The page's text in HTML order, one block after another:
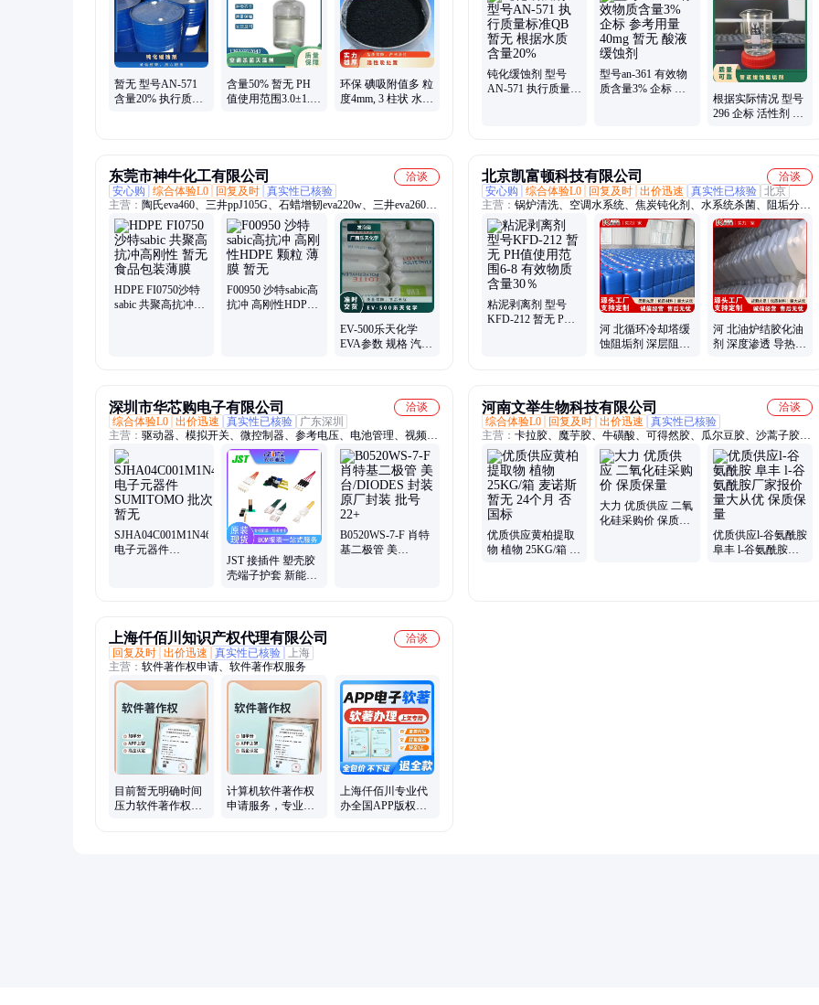
剂、柴油降凝剂、硫代硫酸铵、聚丙烯酰胺、多聚磷酸钠、25公斤纸
板桶、硫代乙醇酸钠、高分子絮凝剂
暂无 型号AN-571
含量20% 执行质量
含量50% 暂无 PH
值使用范围3.0±1.5
环保 碘吸附值多 粒
度4mm, 3 柱状 水
钝化缓蚀剂 型号
AN-571 执行质量标
型号an-361 有效物
质含量3% 企标 参
根据实际情况 型号
296 企标 活性剂 液
东莞市神牛化工有限公司
洽谈
安心购
综合体验L0 回复及时 真实性已核验
主营： 陶氏eva460、三井ppJ105G、石蜡增韧eva220w、三井eva260、
热熔级eva250、普瑞曼ppj105g
HDPE FI0750沙特
sabic 共聚高抗冲高
F00950 沙特sabic高
抗冲 高刚性HDPE
EV-500乐天化学
EVA参数 规格 汽车
北京凯富顿科技有限公司
洽谈
安心购
综合体验L0 回复及时 出价迅速 真实性已核验 北京
主营： 锅炉清洗、空调水系统、焦炭钝化剂、水系统杀菌、阻垢分散
剂、洗涤高温水、粉尘抑制剂、脱硫增效剂、在线清洗剂、氧化除藻
剂、杀菌灭藻剂、水系统管道、无二氧化氯、空调冷凝器、金属表面
油污、清除附着藻类、烟气湿法脱硫、高电导反渗透、通风系统清
洗、空调风机盘管、导热油炉清洗、玻璃鳞片胶泥、烟气脱硫脱硝、
锅炉除垢除锈、填料水垢清洗
粘泥剥离剂 型号
KFD-212 暂无 PH
河 北循环冷却塔缓
蚀阻垢剂 深层阻垢
河 北油炉结胶化油
剂 深度渗透 导热管
深圳市华芯购电子有限公司
洽谈
综合体验L0 出价迅速 真实性已核验
广东深圳
主营： 驱动器、模拟开关、微控制器、参考电压、电池管理、视频开
关ic、仪表放大器、音频放大器、开关稳压器、数字隔离器、精密放
大器、运算放大器、点火控制器、开关控制器、可编程门阵列、接口
集成电路、电容电阻
SJHA04C001M1N46
电子元器件
JST 接插件 塑壳胶
壳端子护套 新能源
B0520WS-7-F 肖特
基二极管 美
河南文举生物科技有限公司
洽谈
综合体验L0
回复及时 出价迅速
真实性已核验
主营： 卡拉胶、魔芋胶、牛磺酸、可得然胶、瓜尔豆胶、沙蒿子胶、
海藻酸钠、纳他酶素、食用明胶、聚丙烯酸钠、甲基纤维素、酪蛋白
酸钠、普鲁兰多糖、乳酸链球菌素、食品级黄原胶
优质供应黄柏提取
物 植物 25KG/箱 麦
大力 优质供应 二氧
化硅采购价 保质保
优质供应l-谷氨酰胺
阜丰 l-谷氨酰胺厂
上海仟佰川知识产权代理有限公司
洽谈
回复及时 出价迅速 真实性已核验
上海
主营： 软件著作权申请、软件著作权服务
目前暂无明确时间
压力软件著作权可
计算机软件著作权
申请服务，专业公
上海仟佰川专业代
办全国APP版权认